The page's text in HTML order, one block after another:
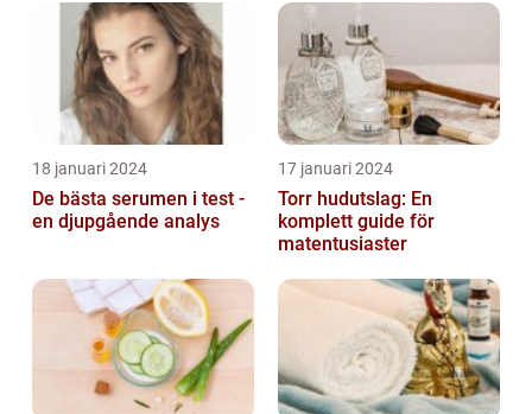
18 januari 2024
De bästa serumen i test -
en djupgående analys
17 januari 2024
Torr hudutslag: En
komplett guide för
matentusiaster